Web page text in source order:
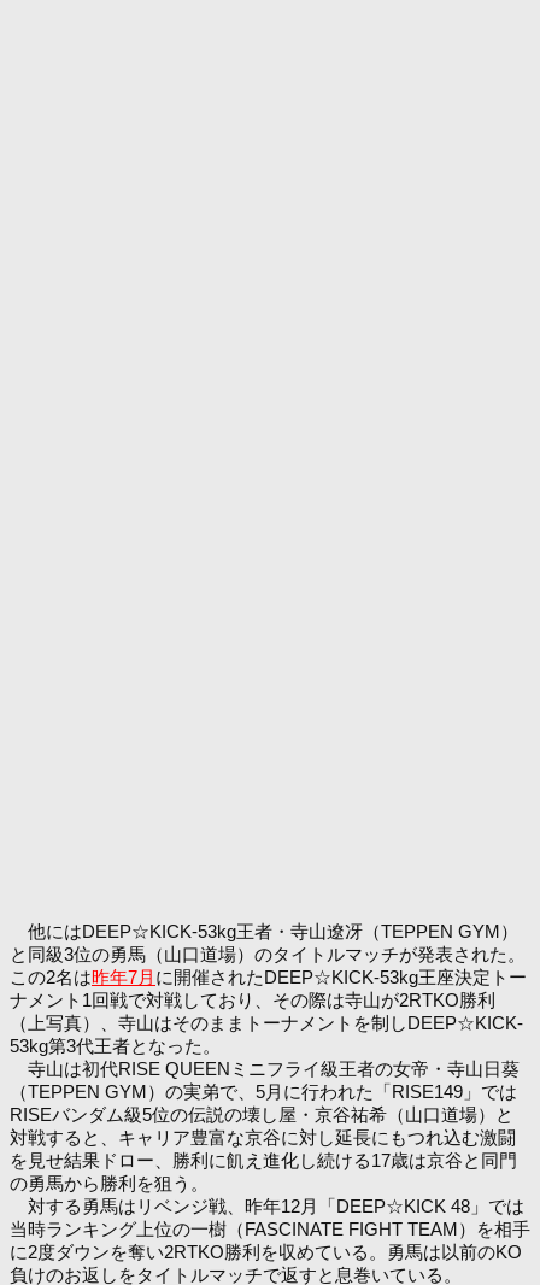
他にはDEEP☆KICK-53kg王者・寺山遼冴（TEPPEN GYM）
と同級3位の勇馬（山口道場）のタイトルマッチが発表された。
この2名は昨年7月 に開催されたDEEP☆KICK-53kg王座決定トー
ナメント1回戦で対戦しており、その際は寺山が2RTKO勝利
（上写真）、寺山はそのままトーナメントを制しDEEP☆KICK-
53kg第3代王者となった。
寺山は初代RISE QUEENミニフライ級王者の女帝・寺山日葵
（TEPPEN GYM）の実弟で、5月に行われた「RISE149」では
RISEバンダム級5位の伝説の壊し屋・京谷祐希（山口道場）と
対戦すると、キャリア豊富な京谷に対し延長にもつれ込む激闘
を見せ結果ドロー、勝利に飢え進化し続ける17歳は京谷と同門
の勇馬から勝利を狙う。
対する勇馬はリベンジ戦、昨年12月「DEEP☆KICK 48」では
当時ランキング上位の一樹（FASCINATE FIGHT TEAM）を相手
に2度ダウンを奪い2RTKO勝利を収めている。勇馬は以前のKO
負けのお返しをタイトルマッチで返すと息巻いている。